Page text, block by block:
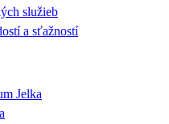
služieb
a sťažností
Jelka